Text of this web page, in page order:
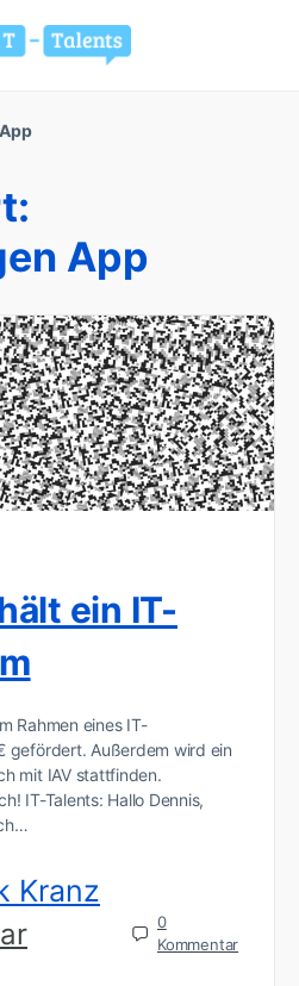
App
ein IT-
Rahmen eines IT-
gefördert. Außerdem wird ein
mit IAV stattfinden.
IT-Talents: Hallo Dennis,
Kranz
0
Kommentar